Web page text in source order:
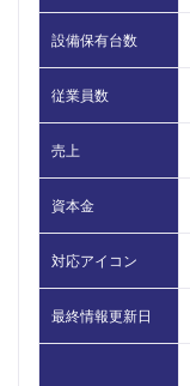
設備保有台数
従業員数
売上
資本金
対応アイコン
最終情報更新日